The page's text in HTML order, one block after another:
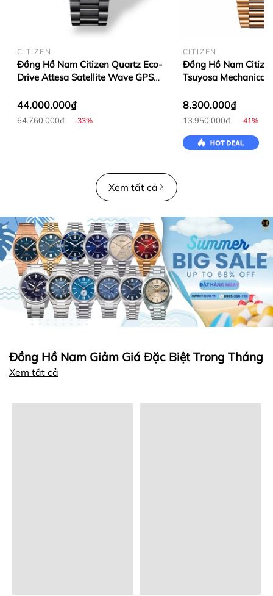
CITIZEN
Đồng Hồ Nam Citizen Quartz Eco-
Drive Attesa Satellite Wave GPS
44.000.000₫
64.760.000₫ -33%
CITIZEN
Đồng Hồ Nam
Tsuyosa Mechanical
8.300.000₫
13.950.000₫ -41%
Xem tất cả
Đồng Hồ Nam Giảm Giá Đặc Biệt Trong Tháng
Xem tất cả